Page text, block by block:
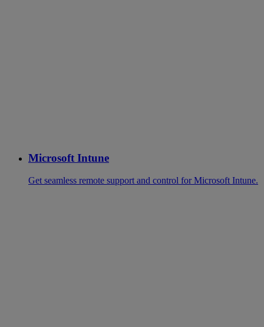
Microsoft Intune
Get seamless remote support and control for Microsoft Intune.